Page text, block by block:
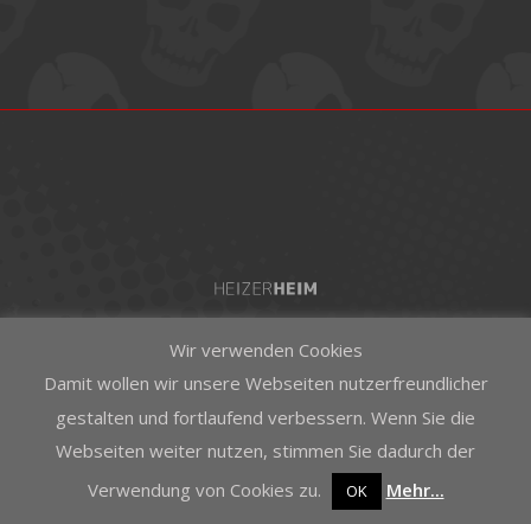
Wir verwenden Cookies
Damit wollen wir unsere Webseiten nutzerfreundlicher
gestalten und fortlaufend verbessern. Wenn Sie die
Webseiten weiter nutzen, stimmen Sie dadurch der
Verwendung von Cookies zu.
OK Mehr...